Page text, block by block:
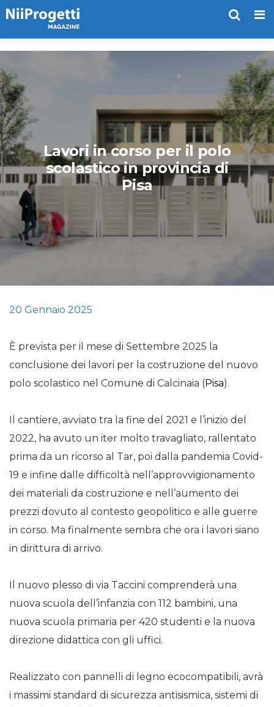
Lavori in corso per il polo
scolastico in provincia di
Pisa
20 Gennaio 2025
È prevista per il mese di Settembre 2025 la
conclusione dei lavori per la costruzione del nuovo
polo scolastico nel Comune di Calcinaia (Pisa).
Il cantiere, avviato tra la fine del 2021 e l’inizio del
2022, ha avuto un iter molto travagliato, rallentato
prima da un ricorso al Tar, poi dalla pandemia Covid-
19 e infine dalle difficoltà nell’approvvigionamento
dei materiali da costruzione e nell’aumento dei
prezzi dovuto al contesto geopolitico e alle guerre
in corso. Ma finalmente sembra che ora i lavori siano
in dirittura di arrivo.
Il nuovo plesso di via Taccini comprenderà una
nuova scuola dell’infanzia con 112 bambini, una
nuova scuola primaria per 420 studenti e la nuova
direzione didattica con gli uffici.
Realizzato con pannelli di legno ecocompatibili, avrà
i massimi standard di sicurezza antisismica, sistemi di